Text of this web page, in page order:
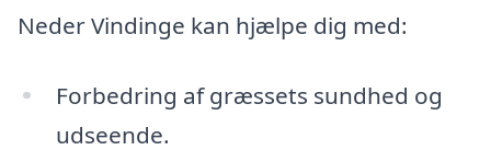
Neder Vindinge kan hjælpe dig med:
Forbedring af græssets sundhed og
udseende.